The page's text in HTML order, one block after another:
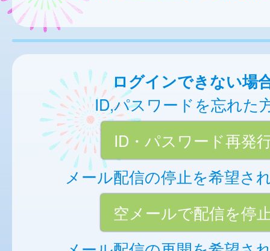
ログインできない場
ID,パスワードを忘れた
ID・パスワード再発
メール配信の停止を希望さ
空メールで配信を停